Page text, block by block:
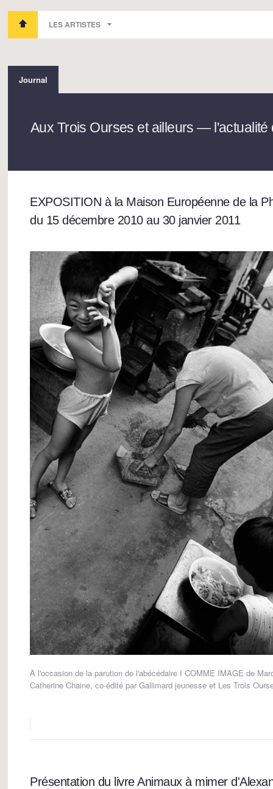
LES ARTISTES
Journal
Aux Trois Ourses et ailleurs —
EXPOSITION à la Maison Européenne de la
du 15 décembre 2010 au 30 janvier 2011
À l'occasion de la parution de l'abécédaire I COMME IMAGE de
Catherine Chaine, co-édité par Gallimard jeunesse et Les Trois
Présentation du livre Animaux à mimer